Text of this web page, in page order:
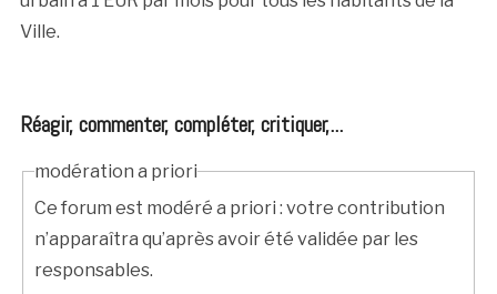
Ville.
Réagir, commenter, compléter, critiquer,...
modération a priori
Ce forum est modéré a priori : votre contribution
n’apparaîtra qu’après avoir été validée par les
responsables.